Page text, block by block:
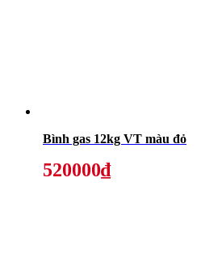
Bình gas 12kg VT màu đỏ
520000₫